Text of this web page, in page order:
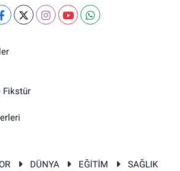
Fikstür
DÜNYA EĞİTİM
SAĞLIK